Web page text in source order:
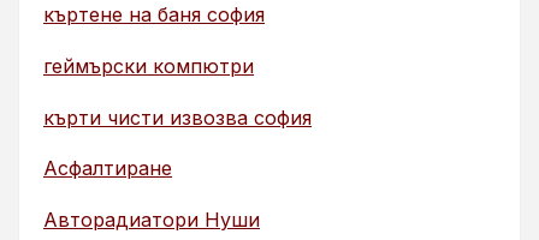
къртене на баня софия
геймърски компютри
кърти чисти извозва софия
Асфалтиране
Авторадиатори Нуши